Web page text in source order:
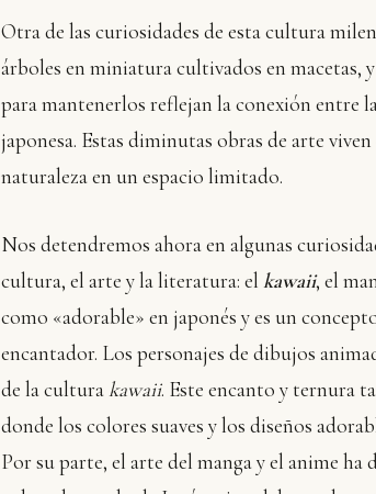
Otra de las curiosidades de esta cultura
árboles en miniatura cultivados en macetas,
para mantenerlos reflejan la conexión entre
japonesa. Estas diminutas obras de arte
naturaleza en un espacio limitado.
Nos detendremos ahora en algunas
cultura, el arte y la literatura: el kawaii, el
como «adorable» en japonés y es un
encantador. Los personajes de dibujos
de la culturakawaii. Este encanto y ternura
donde los colores suaves y los diseños
Por su parte, el arte del manga y el anime